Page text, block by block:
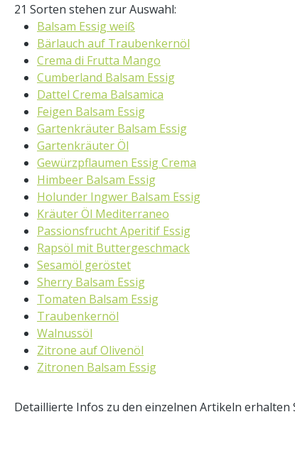
21 Sorten stehen zur Auswahl:
Balsam Essig weiß
Bärlauch auf Traubenkernöl
Crema di Frutta Mango
Cumberland Balsam Essig
Dattel Crema Balsamica
Feigen Balsam Essig
Gartenkräuter Balsam Essig
Gartenkräuter Öl
Gewürzpflaumen Essig Crema
Himbeer Balsam Essig
Holunder Ingwer Balsam Essig
Kräuter Öl Mediterraneo
Passionsfrucht Aperitif Essig
Rapsöl mit Buttergeschmack
Sesamöl geröstet
Sherry Balsam Essig
Tomaten Balsam Essig
Traubenkernöl
Walnussöl
Zitrone auf Olivenöl
Zitronen Balsam Essig
Detaillierte Infos zu den einzelnen Artikeln erhalten